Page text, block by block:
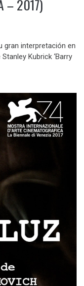
– 2017)
gran interpretación en
Kubrick ‘Barry